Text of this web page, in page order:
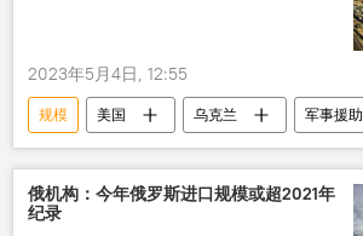
2023年5月4日, 12:55
规模 美国 乌克兰 军事援助
俄机构：今年俄罗斯进口规模或超2021年
纪录